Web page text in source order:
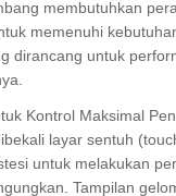
membutuhkan
memenuhi
dirancang untuk
Kontrol Maksimal
layar sentuh
untuk melakukan
Tampilan